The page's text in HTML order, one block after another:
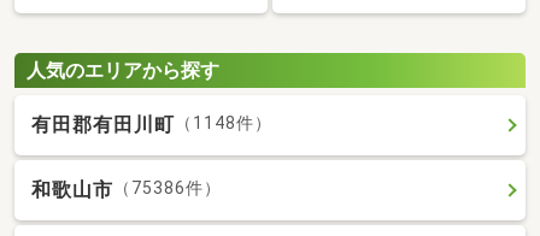
人気のエリアから探す
有田郡有田川町 （1148件）
和歌山市 （75386件）